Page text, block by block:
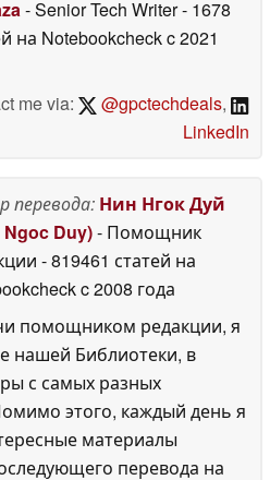
- Senior Tech Writer- 1678
на Notebookcheckc 2021
me via:
@gpctechdeals,
LinkedIn
перевода: Нин Нгок Дуй
Duy)- Помощник
- 819461 статей на
c 2008 года
помощником редакции, я
нашей Библиотеки, в
с самых разных
этого, каждый день я
материалы
перевода на